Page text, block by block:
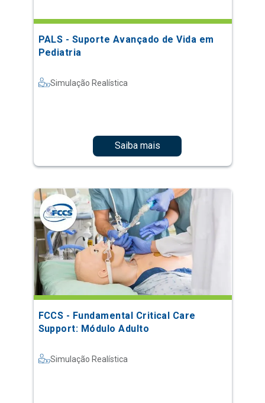
PALS - Suporte Avançado de Vida em
Pediatria
Simulação Realística
Saiba mais
FCCS - Fundamental Critical Care
Support: Módulo Adulto
Simulação Realística